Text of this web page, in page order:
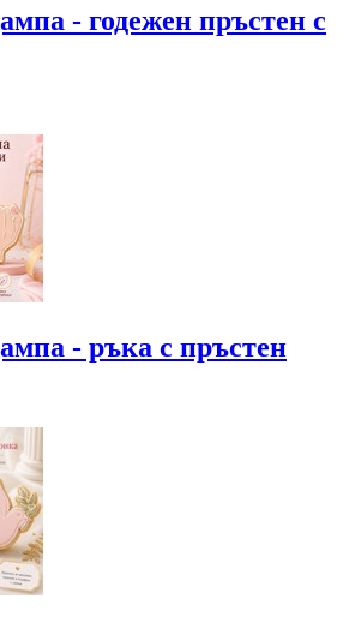
- годежен пръстен с
- ръка с пръстен